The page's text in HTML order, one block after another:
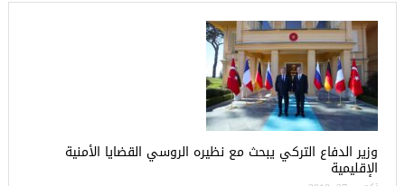
وزير الدفاع التركي يبحث مع نظيره الروسي القضايا الأمنية
الإقليمية